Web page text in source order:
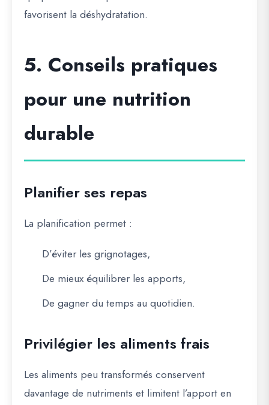
favorisent la déshydratation.
5. Conseils pratiques
pour une nutrition
durable
Planifier ses repas
La planification permet :
D’éviter les grignotages,
De mieux équilibrer les apports,
De gagner du temps au quotidien.
Privilégier les aliments frais
Les aliments peu transformés conservent
davantage de nutriments et limitent l’apport en